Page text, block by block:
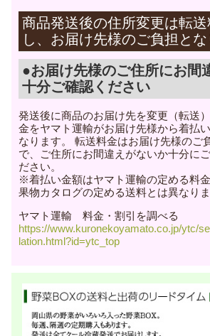
商品発送後の住所変更は転
し、お届け先様のご負担と
●お届け先様のご住所にお間
十分ご確認ください
発送後に商品のお届け先を変更（転送
金をヤマト運輸がお届け先様から着払
なります。 転送料金はお届け先様のご
で、ご住所にお間違えがないか十分に
ださい。
※着払い金額はヤマト運輸の定める料
果物カタログの定める送料とは異なりま
ヤマト運輸 料金・割引を調べる
https://www.kuronekoyamato.co.jp/ytc/
lation.html?id=ytc_top